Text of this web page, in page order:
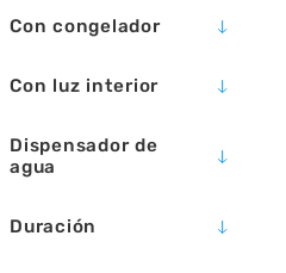
215 LT
295 LT
195 LTS
307 LTS
Con congelador
Con luz interior
Dispensador de
agua
Duración